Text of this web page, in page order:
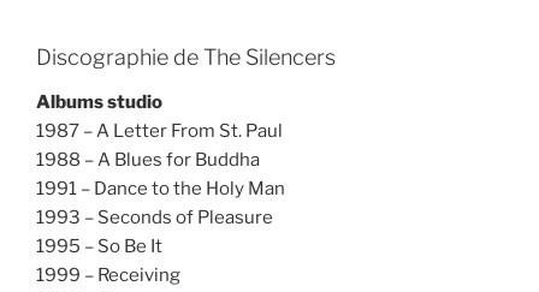
Discographie de The Silencers
Albums studio
1987 – A Letter From St. Paul
1988 – A Blues for Buddha
1991 – Dance to the Holy Man
1993 – Seconds of Pleasure
1995 – So Be It
1999 – Receiving